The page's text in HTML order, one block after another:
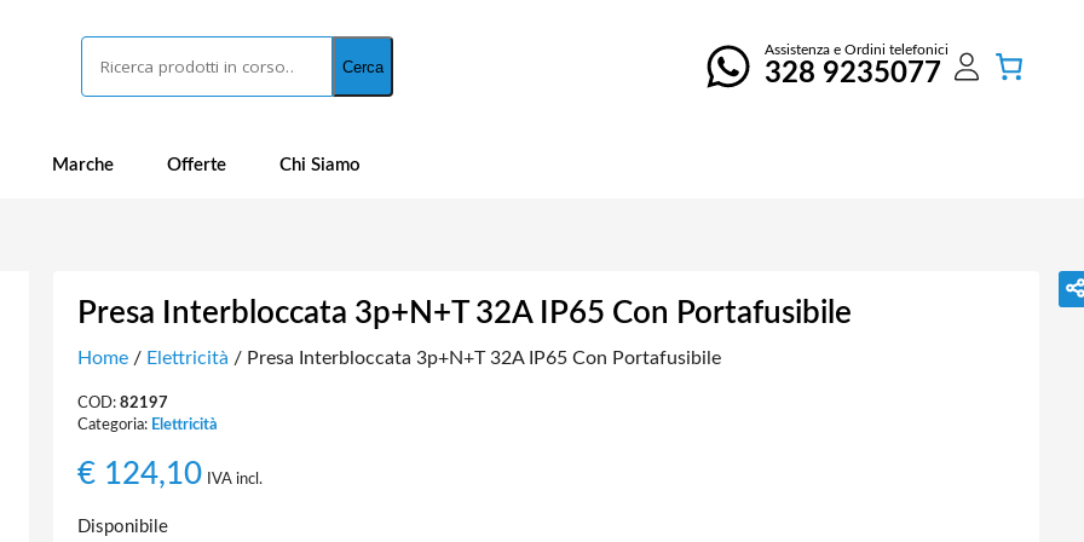
Cerca
Assistenza e Ordini telefonici
328 9235077
Marche Offerte Chi Siamo
Presa Interbloccata 3p+N+T 32A IP65 Con Portafusibile
Home/ Elettricità / Presa Interbloccata 3p+N+T 32A IP65 Con Portafusibile
COD: 82197
Categoria: Elettricità
€124,10 IVA incl.
Disponibile